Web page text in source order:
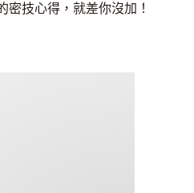
技心得，就差你沒加！